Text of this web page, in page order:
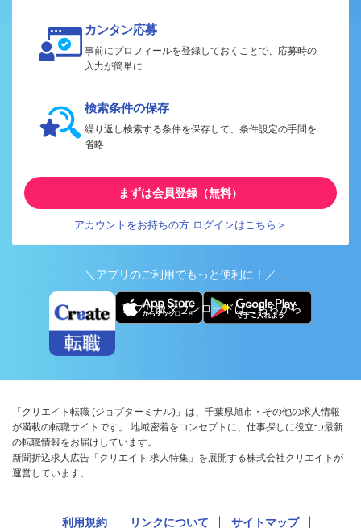
カンタン応募
事前にプロフィールを登録しておくことで、応募時の
入力が簡単に
検索条件の保存
繰り返し検索する条件を保存して、条件設定の手間を
省略
まずは会員登録（無料）
アカウントをお持ちの方 ログインはこちら＞
＼アプリのご利用でもっと便利に！／
アプリ版ダウンロードはこちらから
「クリエイト転職 (ジョブターミナル)」は、千葉県旭市・その他の求人情報
が満載の転職サイトです。 地域密着をコンセプトに、仕事探しに役立つ最新
の転職情報をお届けしています。
新聞折込求人広告「クリエイト 求人特集」を展開する株式会社クリエイトが
運営しています。
利用規約 リンクについて サイトマップ